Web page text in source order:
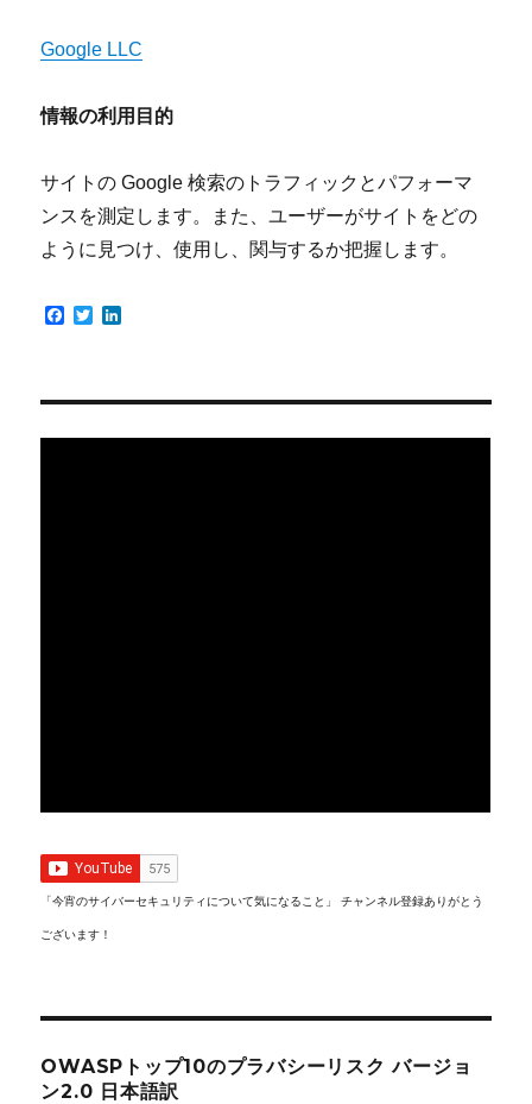
Google LLC
情報の利用目的
サイトの Google 検索のトラフィックとパフォーマ
ンスを測定します。また、ユーザーがサイトをどの
ように見つけ、使用し、関与するか把握します。
F
o
T
e
d
「今宵のサイバーセキュリティについて気になること」 チャンネル登録ありがとう
ございます！
OWASPトップ10のプラバシーリスク バージョ
ン2.0 日本語訳